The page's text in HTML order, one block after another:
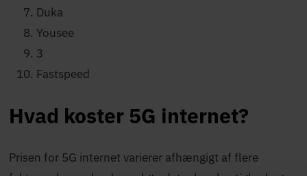
Duka
Yousee
3
Fastspeed
Hvad koster 5G internet?
Prisen for 5G internet varierer afhængigt af flere